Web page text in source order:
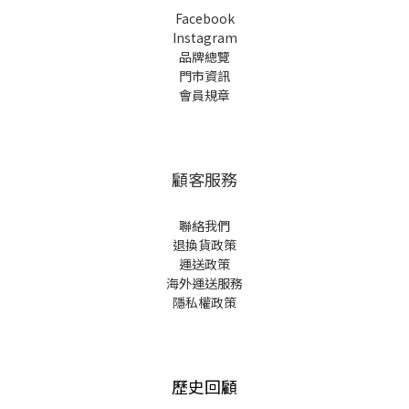
Facebook
Instagram
品牌總覽
門市資訊
會員規章
顧客服務
聯絡我們
退換貨政策
運送政策
海外運送服務
隱私權政策
歷史回顧